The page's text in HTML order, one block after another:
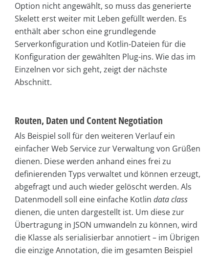
Option nicht angewählt, so muss das generierte
Skelett erst weiter mit Leben gefüllt werden. Es
enthält aber schon eine grundlegende
Serverkonfiguration und Kotlin-Dateien für die
Konfiguration der gewählten Plug-ins. Wie das im
Einzelnen vor sich geht, zeigt der nächste
Abschnitt.
Routen, Daten und Content Negotiation
Als Beispiel soll für den weiteren Verlauf ein
einfacher Web Service zur Verwaltung von Grüßen
dienen. Diese werden anhand eines frei zu
definierenden Typs verwaltet und können erzeugt,
abgefragt und auch wieder gelöscht werden. Als
Datenmodell soll eine einfache Kotlin data class
dienen, die unten dargestellt ist. Um diese zur
Übertragung in JSON umwandeln zu können, wird
die Klasse als serialisierbar annotiert – im Übrigen
die einzige Annotation, die im gesamten Beispiel